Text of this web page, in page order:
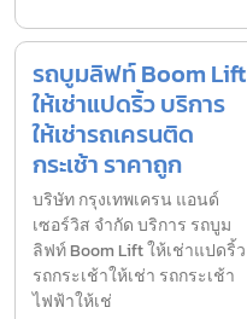
รถบูมลิฟท์ Boom Lift
ให้เช่าแปดริ้ว บริการ
ให้เช่ารถเครนติด
กระเช้า ราคาถูก
บริษัท กรุงเทพเครน แอนด์
เซอร์วิส จำกัด บริการ รถบูม
ลิฟท์ Boom Lift ให้เช่าแปดริ้ว
รถกระเช้าให้เช่า รถกระเช้า
ไฟฟ้าให้เช่